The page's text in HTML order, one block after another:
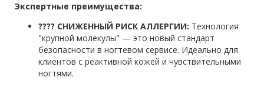
Экспертные преимущества:
???? СНИЖЕННЫЙ РИСК АЛЛЕРГИИ: Технология
"крупной молекулы" — это новый стандарт
безопасности в ногтевом сервисе. Идеально для
клиентов с реактивной кожей и чувствительными
ногтями.